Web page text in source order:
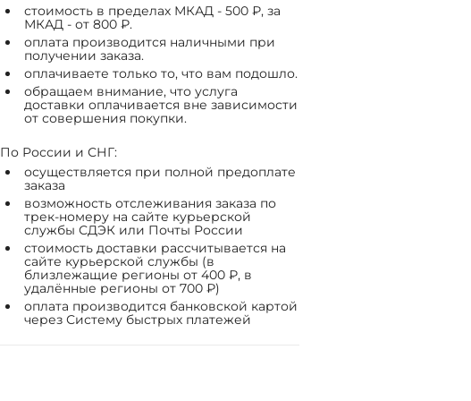
стоимость в пределах МКАД - 500 ₽, за
МКАД - от 800 ₽.
оплата производится наличными при
получении заказа.
оплачиваете только то, что вам подошло.
обращаем внимание, что услуга
доставки оплачивается вне зависимости
от совершения покупки.
По России и СНГ:
осуществляется при полной предоплате
заказа
возможность отслеживания заказа по
трек-номеру на сайте курьерской
службы СДЭК или Почты России
стоимость доставки рассчитывается на
сайте курьерской службы (в
близлежащие регионы от 400 ₽, в
удалённые регионы от 700 ₽)
оплата производится банковской картой
через Систему быстрых платежей